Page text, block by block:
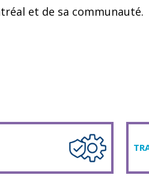
et de sa communauté.